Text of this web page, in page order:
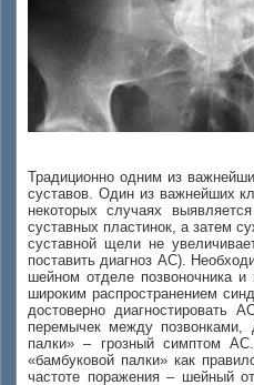
Традиционно одним из
суставов. Один из важнейших
некоторых случаях
суставных пластинок, а затем
суставной щели не
поставить диагноз АС).
шейном отделе позвоночника и
широким распространением
достоверно диагностировать
перемычек между позвонками,
палки» – грозный симптом
«бамбуковой палки» как
частоте поражения – шейный